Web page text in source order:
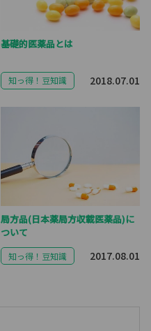
基礎的医薬品とは
知っ得！豆知識 2018.07.01
局方品(日本薬局方収載医薬品)に
ついて
知っ得！豆知識 2017.08.01